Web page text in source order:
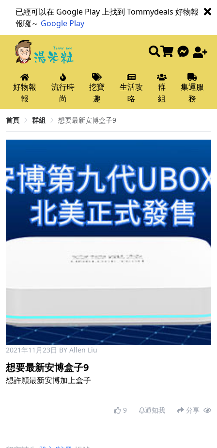
已經可以在 Google Play 上找到 Tommydeals 好物報
報囉～ Google Play
好物報
報
流行時
尚
挖寶
趣
生活攻
略
群
組
集運服
務
首頁 群組 想要最新安博盒子9
2021年11月23日 BY Allen Liu
想要最新安博盒子9
想許願最新安博加上盒子
9 通知我 分享